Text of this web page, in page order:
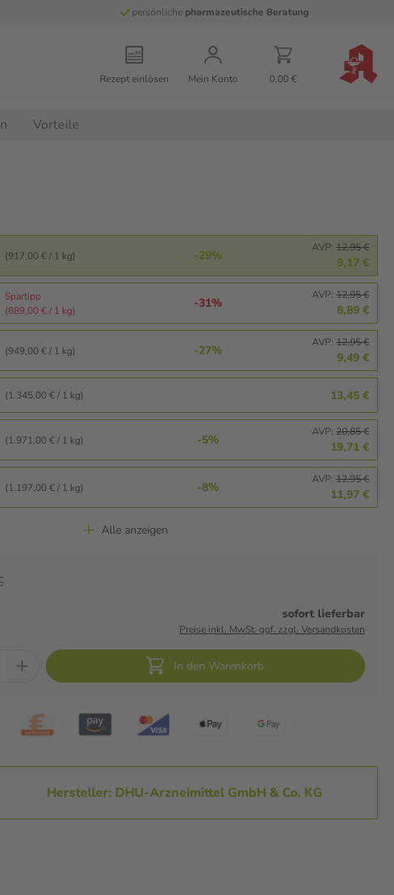
persönliche pharmazeutische Beratung
Rezept einlösen Mein Konto 0,00 €
Vorteile
(917,00 € / 1 kg) -29%
AVP: 12,95 €
9,17 €
Spartipp
(889,00 € / 1 kg)
-31%
AVP: 12,95 €
8,89 €
(949,00 € / 1 kg) -27%
AVP: 12,95 €
9,49 €
(1.345,00 € / 1 kg) 13,45 €
(1.971,00 € / 1 kg) -5%
AVP: 20,85 €
19,71 €
(1.197,00 € / 1 kg) -8%
AVP: 12,95 €
11,97 €
Alle anzeigen
sofort lieferbar
Preise inkl. MwSt. ggf. zzgl. Versandkosten
In den Warenkorb
Hersteller: DHU-Arzneimittel GmbH & Co. KG